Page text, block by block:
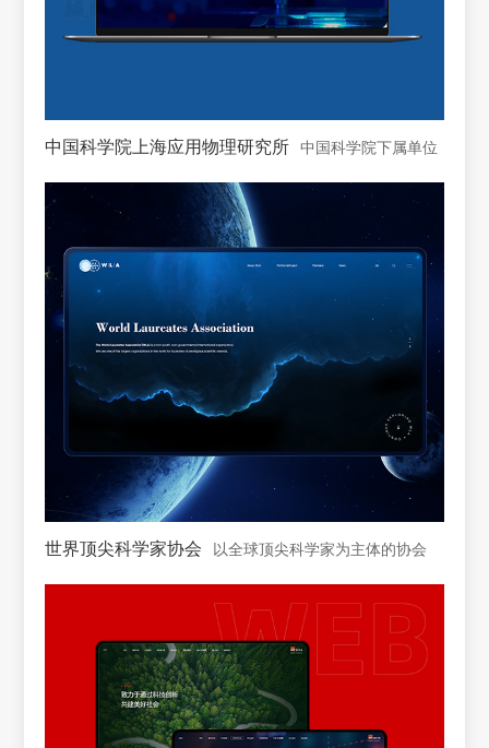
中国科学院上海应用物理研究所 中国科学院下属单位
世界顶尖科学家协会 以全球顶尖科学家为主体的协会